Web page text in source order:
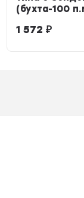
(бухта-100
1 572₽